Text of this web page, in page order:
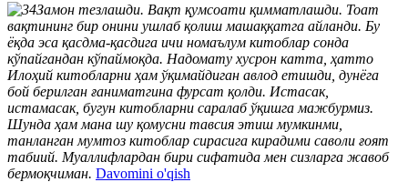
Замон тезлашди. Вақт қумсоати қимматлашди. Тоат
вақтининг бир онини ушлаб қолиш машаққатга айланди. Бу
ёқда эса қасдма-қасдига ичи номаълум китоблар сонда
кўпайгандан кўпаймоқда. Надомату хусрон катта, ҳатто
Илоҳий китобларни ҳам ўқимайдиган авлод етишди, дунёга
бой берилган ғаниматгина фурсат қолди. Истасак,
истамасак, бугун китобларни саралаб ўқишга мажбурмиз.
Шунда ҳам мана шу қомусни тавсия этиш мумкинми,
танланган мумтоз китоблар сирасига кирадими саволи ғоят
табиий. Муаллифлардан бири сифатида мен сизларга жавоб
бермоқчиман. Davomini o'qish